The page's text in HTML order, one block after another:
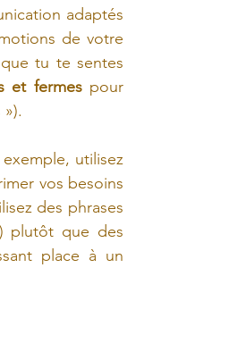
adaptés
de votre
tu te sentes
et fermes pour
utilisez
vos besoins
des phrases
plutôt que des
place à un